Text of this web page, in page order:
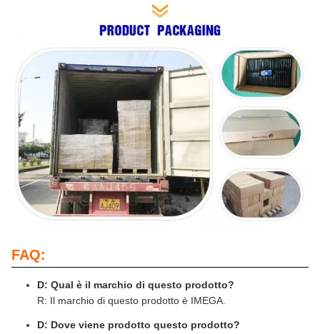
FAQ:
D: Qual è il marchio di questo prodotto?
R: Il marchio di questo prodotto è IMEGA.
D: Dove viene prodotto questo prodotto?